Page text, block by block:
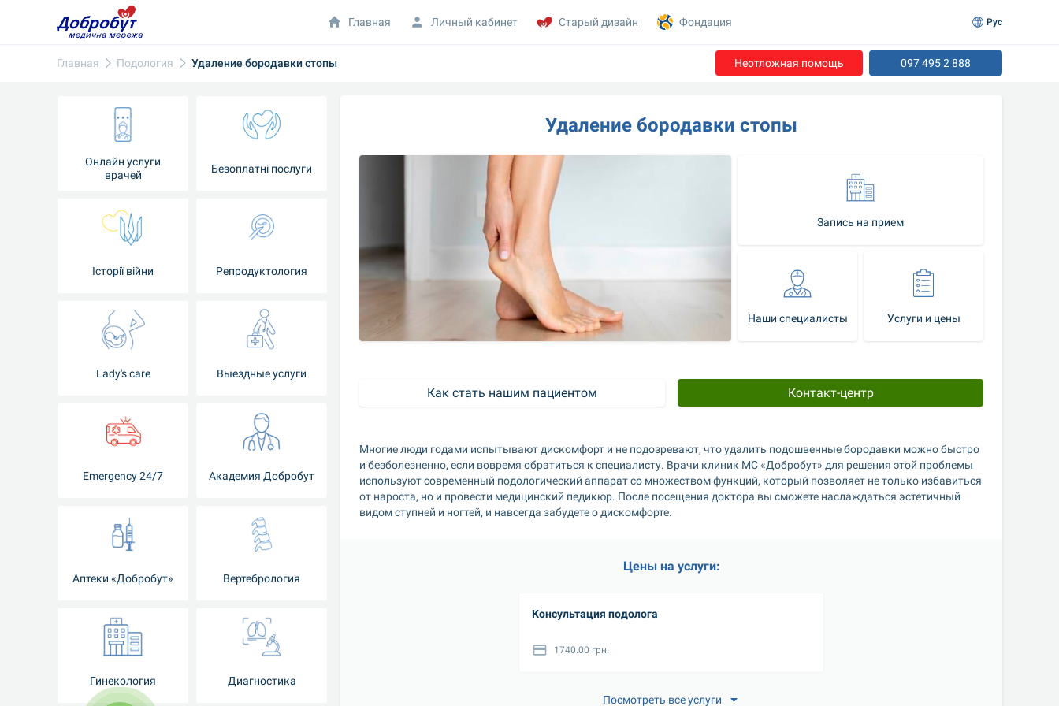
Главная Подология Удаление бородавки стопы Неотложная помощь 097 495 2 888
Онлайн услуги
врачей
Безоплатні послуги
Iсторії війни Репродуктология
Lady's care Выездные услуги
Emergency 24/7 Академия Добробут
Аптеки «Добробут» Вертебрология
Гинекология Диагностика
Удаление бородавки стопы
Запись на прием
Наши специалисты Услуги и цены
Как стать нашим пациентом Контакт-центр
Многие люди годами испытывают дискомфорт и не подозревают, что удалить подошвенные бородавки можно быстро
и безболезненно, если вовремя обратиться к специалисту. Врачи клиник МС «Добробут» для решения этой проблемы
используют современный подологический аппарат со множеством функций, который позволяет не только избавиться
от нароста, но и провести медицинский педикюр. После посещения доктора вы сможете наслаждаться эстетичный
видом ступней и ногтей, и навсегда забудете о дискомфорте.
Цены на услуги:
Консультация подолога
1740.00 грн.
Посмотреть все услуги
Главная Личный кабинет Старый дизайн Фондация Рус